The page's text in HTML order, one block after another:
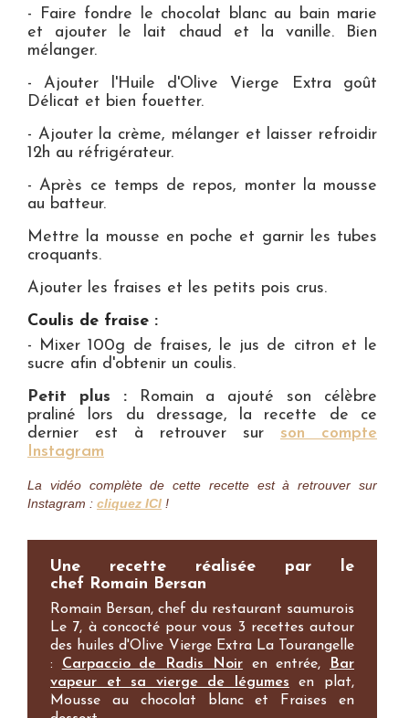
- Faire fondre le chocolat blanc au bain marie
et ajouter le lait chaud et la vanille. Bien
mélanger.
- Ajouter l'Huile d'Olive Vierge Extra goût
Délicat et bien fouetter.
- Ajouter la crème, mélanger et laisser refroidir
12h au réfrigérateur.
- Après ce temps de repos, monter la mousse
au batteur.
Mettre la mousse en poche et garnir les tubes
croquants.
Ajouter les fraises et les petits pois crus.
Coulis de fraise :
- Mixer 100g de fraises, le jus de citron et le
sucre afin d'obtenir un coulis.
Petit plus :Romain a ajouté son célèbre
praliné lors du dressage, la recette de ce
dernier est à retrouver sur son compte
Instagram
La vidéo complète de cette recette est à retrouver sur
Instagram : cliquez ICI !
Une recette réalisée par le
chef Romain Bersan
Romain Bersan, chef du restaurant saumurois
Le 7, à concocté pour vous 3 recettes autour
des huiles d'Olive Vierge Extra La Tourangelle
: Carpaccio de Radis Noiren entrée,
Bar
vapeur et sa vierge de légumes en plat,
Mousse au chocolat blanc et Fraises en